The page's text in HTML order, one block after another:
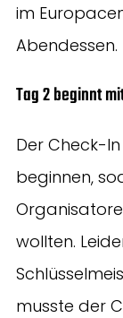
im
Abendessen.
Tag 2 beginnt
Der Check-
beginnen,
wollten.
musste der